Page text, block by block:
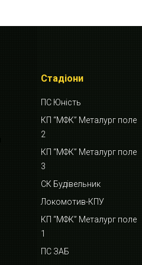
Стадіони
ПС Юність
КП “МФК” Металург поле
2
КП “МФК” Металург поле
3
СК Будівельник
Локомотив-КПУ
КП “МФК” Металург поле
1
ПС ЗАБ